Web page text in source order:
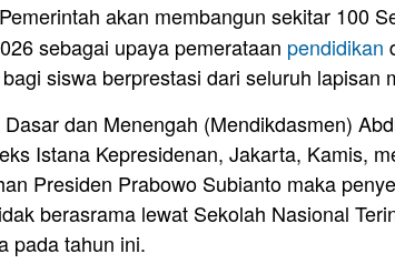
akan membangun sekitar 100
sebagai upaya pemerataan pendidikan
siswa berprestasi dari seluruh lapisan
dan Menengah (Mendikdasmen)
Istana Kepresidenan, Jakarta, Kamis,
Presiden Prabowo Subianto maka
berasrama lewat Sekolah Nasional
pada tahun ini.